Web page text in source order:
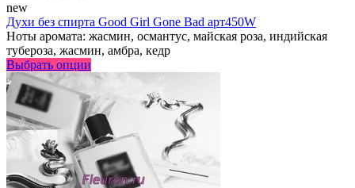
new
Духи без спирта Good Girl Gone Bad арт450W
Ноты аромата: жасмин, османтус, майская роза, индийская
тубероза, жасмин, амбра, кедр
Выбрать опции